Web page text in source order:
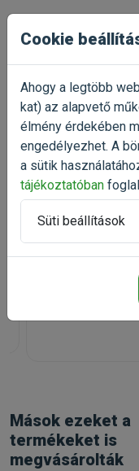
Talán ezek is
érdekelnek
-20%
Mások ezeket a
termékeket is
megvásárolták
Cookie
Ahogy a legtöbb
kat) az alapvető
élmény érdekében
engedélyezhet. A
a sütik
tájékoztatóban
Süti beállítások